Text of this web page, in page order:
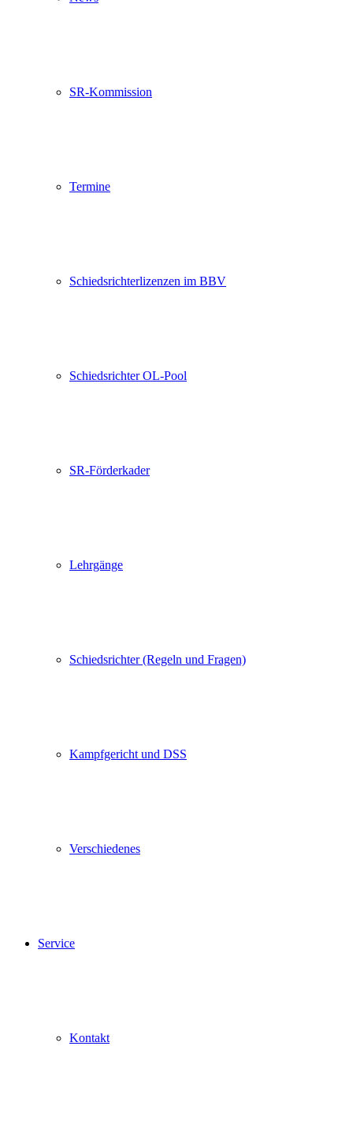
SR-Kommission
Termine
Schiedsrichterlizenzen im BBV
Schiedsrichter OL-Pool
SR-Förderkader
Lehrgänge
Schiedsrichter (Regeln und Fragen)
Kampfgericht und DSS
Verschiedenes
Service
Kontakt